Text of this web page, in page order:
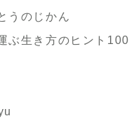
うのじかん
ぶ生き方のヒント100